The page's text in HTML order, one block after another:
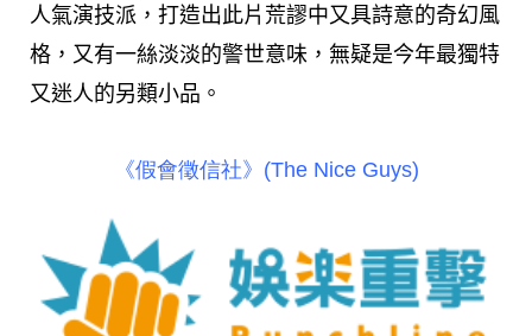
人氣演技派，打造出此片荒謬中又具詩意的奇幻風
格，又有一絲淡淡的警世意味，無疑是今年最獨特
又迷人的另類小品。
《假會徵信社》(The Nice Guys)